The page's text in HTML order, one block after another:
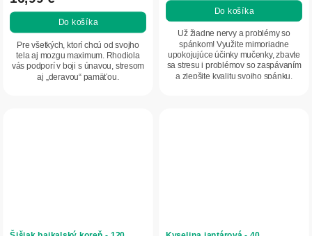
Do košíka
Pre všetkých, ktorí chcú od svojho
tela aj mozgu maximum. Rhodiola
vás podporí v boji s únavou, stresom
aj „deravou“ pamäťou.
5,0
hviezdičiek.
Do košíka
Už žiadne nervy a problémy so
spánkom! Využite mimoriadne
upokojujúce účinky mučenky, zbavte
sa stresu i problémov so zaspávaním
a zlepšite kvalitu svojho spánku.